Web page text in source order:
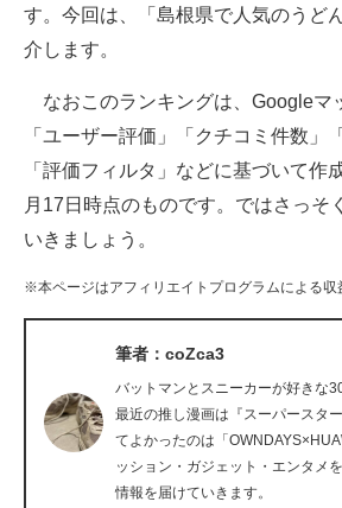
好きが集まる 比べて選べる
ビジネスと働き方のヒント
企業ITのトレンドを詳説
ITエンジニア向け専門サイト
企業向けIT製品の総合サイト
IT製品の技術・比較・事例
す。今回は、「島根県で人気のうど
介します。
なおこのランキングは、Googleマ
「ユーザー評価」「クチコミ件数」
「評価フィルタ」などに基づいて作
月17日時点のものです。ではさっそ
いきましょう。
※本ページはアフィリエイトプログラムによる収
筆者：coZca3
バットマンとスニーカーが好きな
最近の推し漫画は『スーパースタ
てよかったのは「
ッション・ガジェット・エンタメ
情報を届けていきます。